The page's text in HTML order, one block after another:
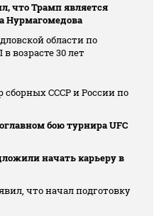
что Трамп является
Нурмагомедова
области по
возрасте 30 лет
СССР и России по
бою турнира UFC
начать карьеру в
что начал подготовку